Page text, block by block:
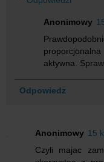
Anonimowy
aktywna.
Odpowiedz
Anonimowy 15
Czyli majac